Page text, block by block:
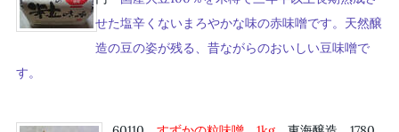
せた塩辛くないまろやかな味の赤味噌です。天然醸
造の豆の姿が残る、昔ながらのおいしい豆味噌で
す。